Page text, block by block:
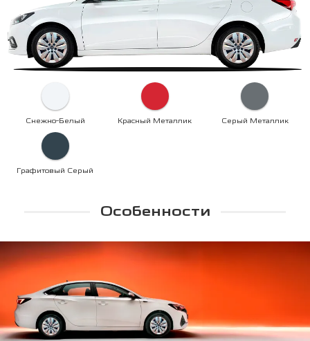
Снежно-Белый Красный Металлик Серый Металлик
Графитовый Серый
Особенности